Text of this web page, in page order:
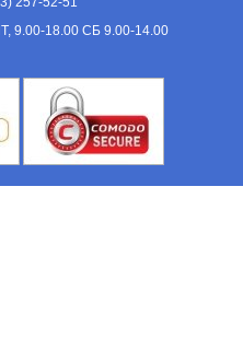
9.00-18.00 СБ 9.00-14.00